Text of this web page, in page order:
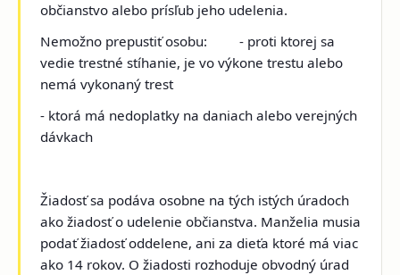
občianstvo alebo prísľub jeho udelenia.
Nemožno prepustiť osobu: - proti ktorej sa
vedie trestné stíhanie, je vo výkone trestu alebo
nemá vykonaný trest
- ktorá má nedoplatky na daniach alebo verejných
dávkach
Žiadosť sa podáva osobne na tých istých úradoch
ako žiadosť o udelenie občianstva. Manželia musia
podať žiadosť oddelene, ani za dieťa ktoré má viac
ako 14 rokov. O žiadosti rozhoduje obvodný úrad